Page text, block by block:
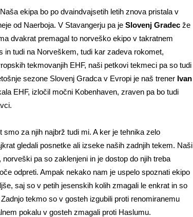
Naša ekipa bo po dvaindvajsetih letih znova pristala v
od Naerboja. V Stavangerju pa je Slovenj Gradec že
dvakrat premagal to norveško ekipo v takratnem
in tudi na Norveškem, tudi kar zadeva rokomet,
tekmovanjih EHF, naši petkovi tekmeci pa so tudi
sezone Slovenj Gradca v Evropi je naš trener Ivan
EHF, izločil močni Kobenhaven, zraven pa bo tudi
smo za njih najbrž tudi mi. A ker je tehnika zelo
gledali posnetke ali izseke naših zadnjih tekem. Naši
pa so zaklenjeni in je dostop do njih treba
odpreti. Ampak nekako nam je uspelo spoznati ekipo
saj so v petih jesenskih kolih zmagali le enkrat in so
tekmo so v gosteh izgubili proti renomiranemu
pokalu v gosteh zmagali proti Haslumu.